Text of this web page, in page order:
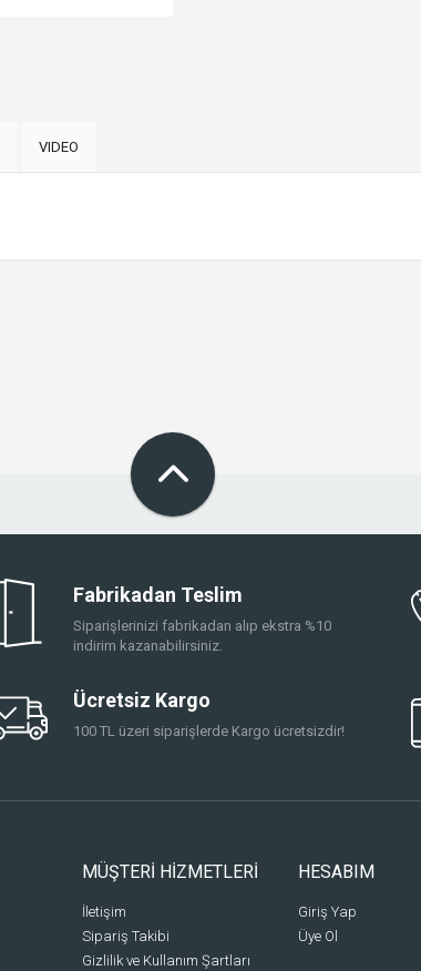
VIDEO
Fabrikadan Teslim
Siparişlerinizi fabrikadan alıp ekstra %10
indirim kazanabilirsiniz.
Ücretsiz Kargo
100 TL üzeri siparişlerde Kargo ücretsizdir!
MÜŞTERİ HİZMETLERİ
İletişim
Sipariş Takibi
Gizlilik ve Kullanım Şartları
HESABIM
Giriş Yap
Üye Ol